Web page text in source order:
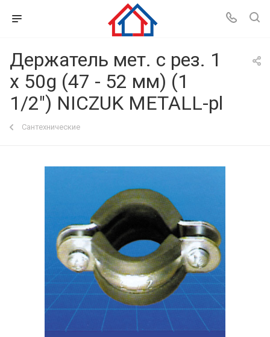
Держатель мет. с рез. 1
х 50g (47 - 52 мм) (1
1/2") NICZUK METALL-pl
Сантехнические